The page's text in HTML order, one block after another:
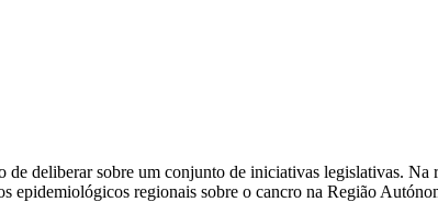
deliberar sobre um conjunto de iniciativas legislativas.
regionais sobre o cancro na Região